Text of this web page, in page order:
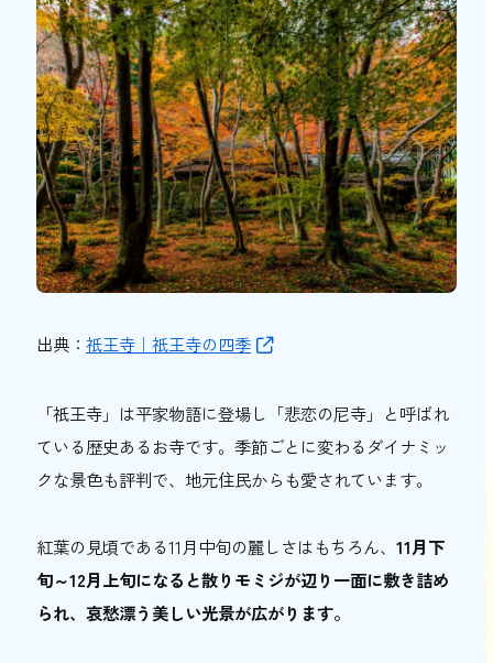
京都市の紅葉穴場スポット【上京区】
京都御苑（丸太町・今出川）
妙顕寺（鞍馬口）
京都市の紅葉穴場スポット【東山区】
泉涌寺（鳥羽街道）
養源院（七条）
京都市の紅葉穴場スポット【西京区】
勝持寺（洛西）
城南宮（伏見）
梅小路公園・朱雀の庭（京都駅西）
着物をレンタルして京都の紅葉狩りをさらに
京都市以外の紅葉穴場スポット
酬恩庵 一休寺（京田辺市）
けいはんな記念公園（精華町）
出典： 祇王寺｜祇王寺の四季
「祇王寺」は平家物語に登場し「悲恋の尼寺」と呼ばれ
ている歴史あるお寺です。季節ごとに変わるダイナミッ
クな景色も評判で、地元住民からも愛されています。
紅葉の見頃である11月中旬の麗しさはもちろん、 11月下
旬～12月上旬になると散りモミジが辺り一面に敷き詰め
られ、哀愁漂う美しい光景が広がります。